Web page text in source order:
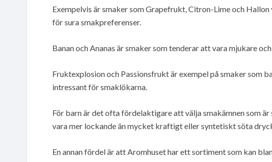
Exempelvis är smaker som Grapefrukt, Citron-Lime och
för sura smakpreferenser.
Banan och Ananas är smaker som tenderar att vara mjukare
Fruktexplosion och Passionsfrukt är exempel på smaker som
intressant för smaklökarna.
För barn är det ofta fördelaktigare att välja smakämnen som
vara mer lockande än mycket kraftigt eller syntetiskt söta
En annan fördel är att Aromhuset har ett sortiment som kan